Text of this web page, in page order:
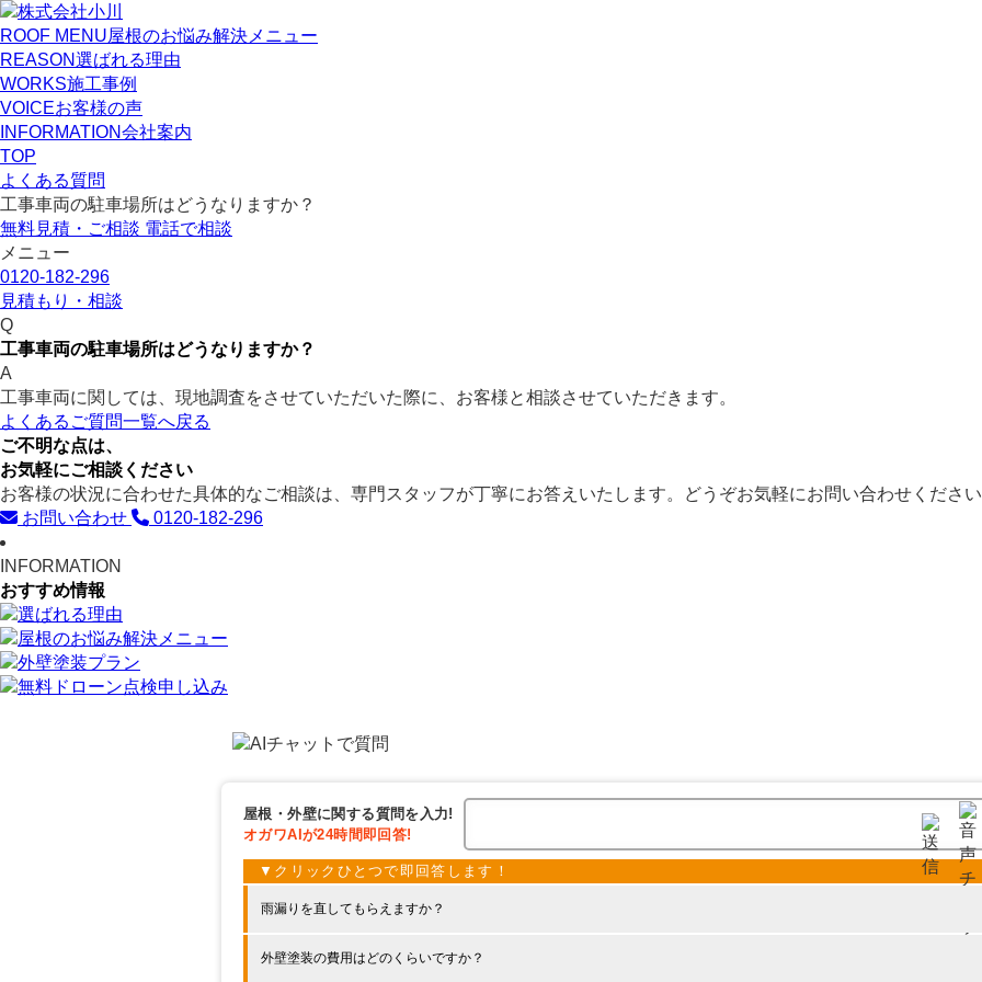
ROOF MENU屋根のお悩み解決メニュー
REASON選ばれる理由
WORKS施工事例
VOICEお客様の声
INFORMATION会社案内
TOP
よくある質問
工事車両の駐車場所はどうなりますか？
無料見積・ご相談 電話で相談
メニュー
0120-182-296
見積もり・相談
Q
工事車両の駐車場所はどうなりますか？
A
工事車両に関しては、現地調査をさせていただいた際に、お客様と相談させていただきます。
よくあるご質問一覧へ戻る
ご不明な点は、
お気軽にご相談ください
お客様の状況に合わせた具体的なご相談は、専門スタッフが丁寧にお答えいたします。どうぞお気軽にお問い合わせくださ
お問い合わせ
0120-182-296
INFORMATION
おすすめ情報
屋根・外壁に関する質問を入力!
オガワAIが24時間即回答!
雨漏りを直してもらえますか？
外壁塗装の費用はどのくらいですか？